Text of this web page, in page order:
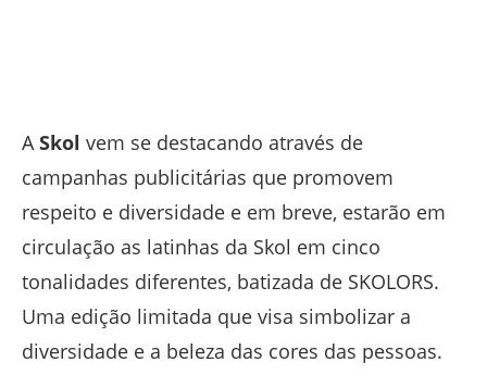
A Skol vem se destacando através de
campanhas publicitárias que promovem
respeito e diversidade e em breve, estarão em
circulação as latinhas da Skol em cinco
tonalidades diferentes, batizada de SKOLORS.
Uma edição limitada que visa simbolizar a
diversidade e a beleza das cores das pessoas.